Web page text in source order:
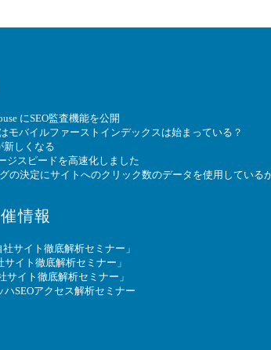
にSEO監査機能を公開
モバイルファーストインデックスは始まっている？
新しくなる
ジスピードを高速化しました
の決定にサイトへのクリック数のデータを使用している
情報
社サイト徹底解析セミナー」
イト徹底解析セミナー」
サイト徹底解析セミナー」
SEOアクセス解析セミナー